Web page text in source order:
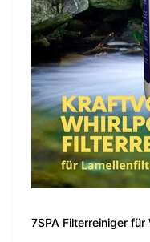
7SPA Filterreiniger